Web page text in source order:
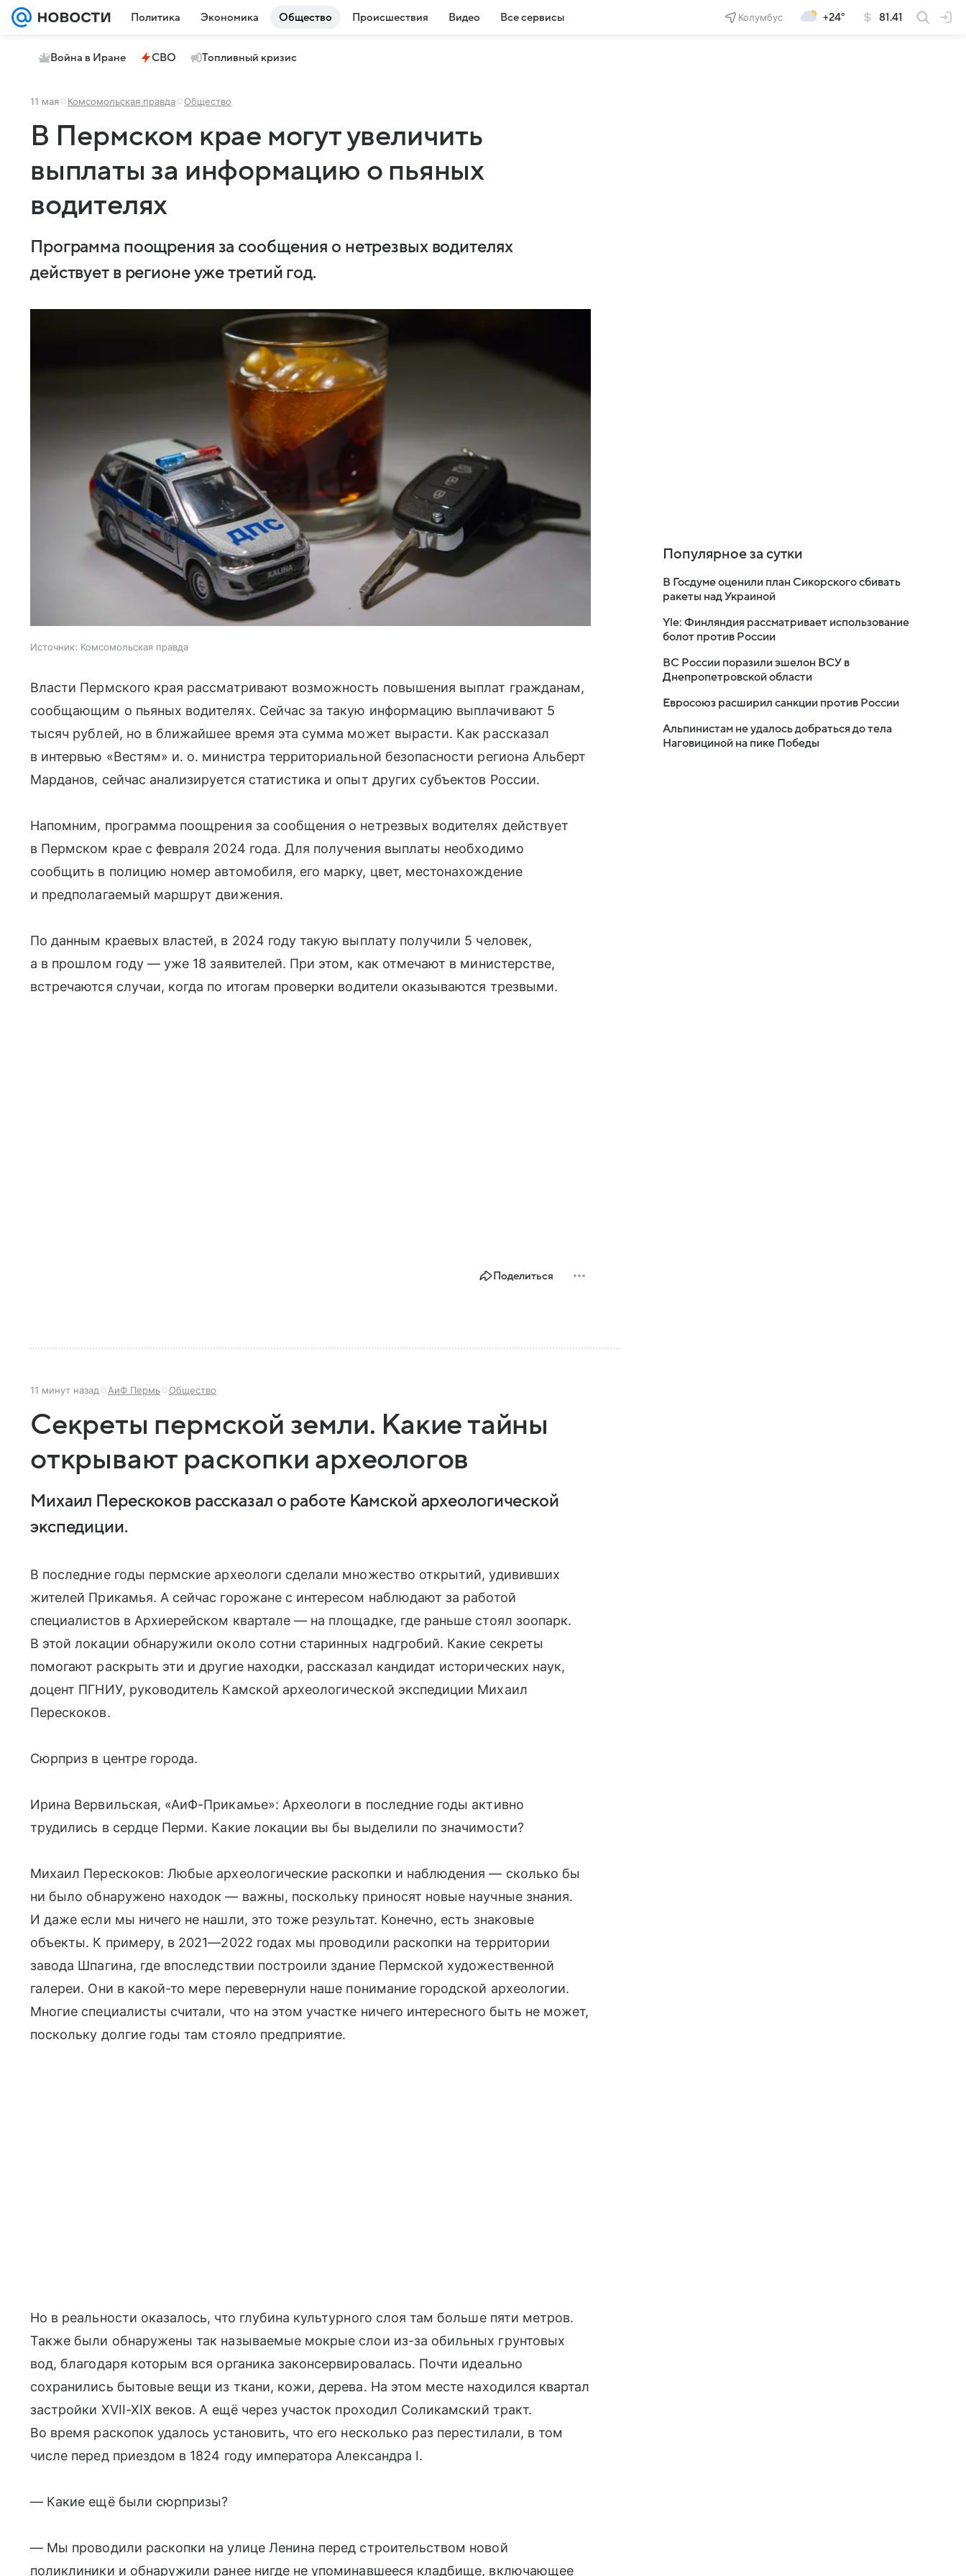
Политика Экономика Общество Происшествия Видео Все сервисы Колумбус +24° 81.41
Война в Иране СВО Топливный кризис
11 мая Комсомольская правда Общество
В Пермском крае могут увеличить
выплаты за информацию о пьяных
водителях
Программа поощрения за сообщения о нетрезвых водителях
действует в регионе уже третий год.
Источник: Комсомольская правда
Власти Пермского края рассматривают возможность повышения выплат гражданам,
сообщающим о пьяных водителях. Сейчас за такую информацию выплачивают 5
тысяч рублей, но в ближайшее время эта сумма может вырасти. Как рассказал
в интервью «Вестям» и. о. министра территориальной безопасности региона Альберт
Марданов, сейчас анализируется статистика и опыт других субъектов России.
Напомним, программа поощрения за сообщения о нетрезвых водителях действует
в Пермском крае с февраля 2024 года. Для получения выплаты необходимо
сообщить в полицию номер автомобиля, его марку, цвет, местонахождение
и предполагаемый маршрут движения.
По данным краевых властей, в 2024 году такую выплату получили 5 человек,
а в прошлом году — уже 18 заявителей. При этом, как отмечают в министерстве,
встречаются случаи, когда по итогам проверки водители оказываются трезвыми.
Поделиться
11 минут назад АиФ Пермь Общество
Секреты пермской земли. Какие тайны
открывают раскопки археологов
Михаил Перескоков рассказал о работе Камской археологической
экспедиции.
В последние годы пермские археологи сделали множество открытий, удививших
жителей Прикамья. А сейчас горожане с интересом наблюдают за работой
специалистов в Архиерейском квартале — на площадке, где раньше стоял зоопарк.
В этой локации обнаружили около сотни старинных надгробий. Какие секреты
помогают раскрыть эти и другие находки, рассказал кандидат исторических наук,
доцент ПГНИУ, руководитель Камской археологической экспедиции Михаил
Перескоков.
Сюрприз в центре города.
Ирина Вервильская, «АиФ-Прикамье»: Археологи в последние годы активно
трудились в сердце Перми. Какие локации вы бы выделили по значимости?
Михаил Перескоков: Любые археологические раскопки и наблюдения — сколько бы
ни было обнаружено находок — важны, поскольку приносят новые научные знания.
И даже если мы ничего не нашли, это тоже результат. Конечно, есть знаковые
объекты. К примеру, в 2021—2022 годах мы проводили раскопки на территории
завода Шпагина, где впоследствии построили здание Пермской художественной
галереи. Они в какой-то мере перевернули наше понимание городской археологии.
Многие специалисты считали, что на этом участке ничего интересного быть не может,
поскольку долгие годы там стояло предприятие.
Но в реальности оказалось, что глубина культурного слоя там больше пяти метров.
Также были обнаружены так называемые мокрые слои из-за обильных грунтовых
вод, благодаря которым вся органика законсервировалась. Почти идеально
сохранились бытовые вещи из ткани, кожи, дерева. На этом месте находился квартал
застройки XVII-XIX веков. А ещё через участок проходил Соликамский тракт.
Во время раскопок удалось установить, что его несколько раз перестилали, в том
числе перед приездом в 1824 году императора Александра I.
— Какие ещё были сюрпризы?
— Мы проводили раскопки на улице Ленина перед строительством новой
поликлиники и обнаружили ранее нигде не упоминавшееся кладбище, включающее
Популярное за сутки
В Госдуме оценили план Сикорского сбивать
ракеты над Украиной
Yle: Финляндия рассматривает использование
болот против России
ВС России поразили эшелон ВСУ в
Днепропетровской области
Евросоюз расширил санкции против России
Альпинистам не удалось добраться до тела
Наговициной на пике Победы